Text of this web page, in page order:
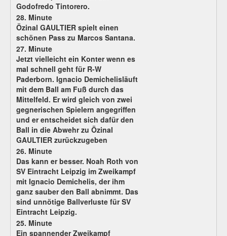
Godofredo Tintorero.
28. Minute
Özinal GAULTIER spielt einen
schönen Pass zu Marcos Santana.
27. Minute
Jetzt vielleicht ein Konter wenn es
mal schnell geht für R-W
Paderborn. Ignacio Demichelisläuft
mit dem Ball am Fuß durch das
Mittelfeld. Er wird gleich von zwei
gegnerischen Spielern angegriffen
und er entscheidet sich dafür den
Ball in die Abwehr zu Özinal
GAULTIER zurückzugeben
26. Minute
Das kann er besser. Noah Roth von
SV Eintracht Leipzig im Zweikampf
mit Ignacio Demichelis, der ihm
ganz sauber den Ball abnimmt. Das
sind unnötige Ballverluste für SV
Eintracht Leipzig.
25. Minute
Ein spannender Zweikampf